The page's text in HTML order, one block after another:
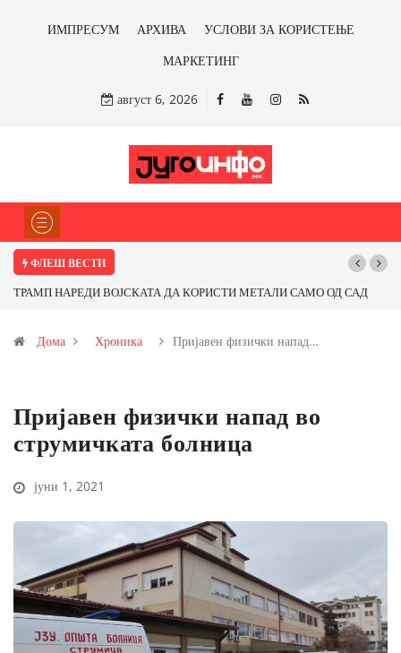
ИМПРЕСУМ АРХИВА
УСЛОВИ ЗА КОРИСТЕЊЕ
МАРКЕТИНГ
август 6, 2026
ФЛЕШ ВЕСТИ
НАРЕДИ ВОЈСКАТА ДА КОРИСТИ МЕТАЛИ САМО ОД САД
и со антимонот?
Дома Хроника Пријавен физички напад…
Пријавен физички напад во
струмичката болница
јуни 1, 2021